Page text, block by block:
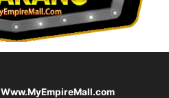
Www.MyEmpireMall.com